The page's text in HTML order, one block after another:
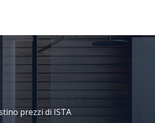
prezzi di ISTA